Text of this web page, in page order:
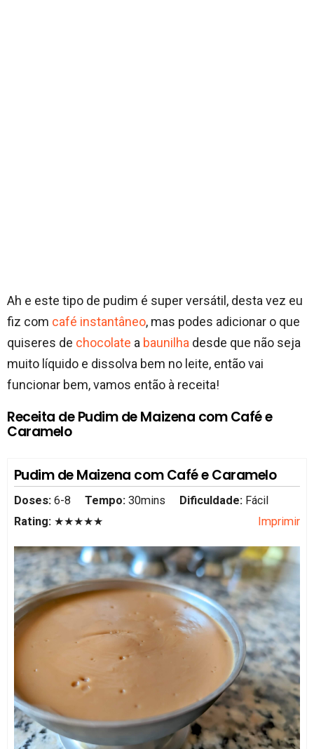
Ah e este tipo de pudim é super versátil, desta vez eu
fiz com café instantâneo, mas podes adicionar o que
quiseres de chocolate a baunilha desde que não seja
muito líquido e dissolva bem no leite, então vai
funcionar bem, vamos então à receita!
Receita de Pudim de Maizena com Café e
Caramelo
Pudim de Maizena com Café e Caramelo
Doses: 6-8 Tempo: 30mins Dificuldade: Fácil
Rating: ★★★★★ Imprimir